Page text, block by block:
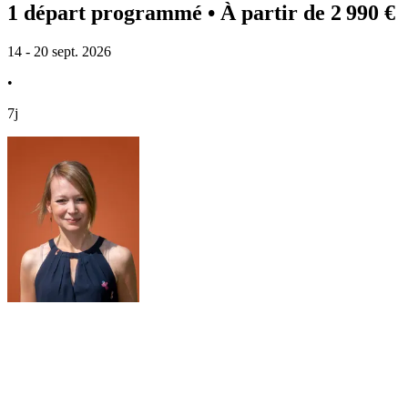
1 départ programmé • À partir de 2 990 €
14 - 20 sept. 2026
•
7j